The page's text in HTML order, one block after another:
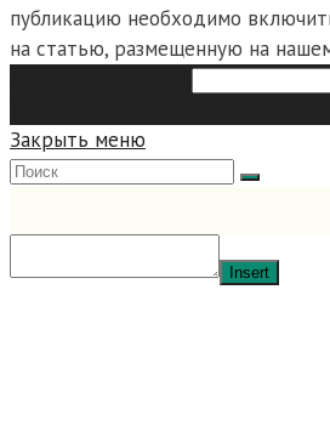
публикацию необходимо
на статью, размещенную на
Закрыть меню
Insert